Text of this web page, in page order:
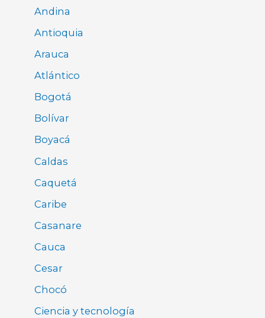
Andina
Antioquia
Arauca
Atlántico
Bogotá
Bolívar
Boyacá
Caldas
Caquetá
Caribe
Casanare
Cauca
Cesar
Chocó
Ciencia y tecnología